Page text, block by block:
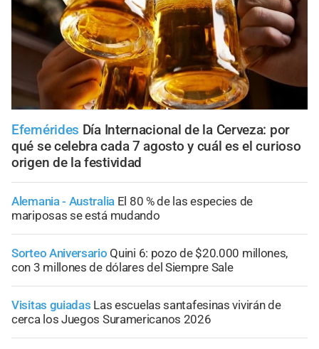
Efemérides Día Internacional de la Cerveza: por
qué se celebra cada 7 agosto y cuál es el curioso
origen de la festividad
Alemania - Australia El 80 % de las especies de
mariposas se está mudando
Sorteo Aniversario Quini 6: pozo de $20.000 millones,
con 3 millones de dólares del Siempre Sale
Visitas guiadas Las escuelas santafesinas vivirán de
cerca los Juegos Suramericanos 2026